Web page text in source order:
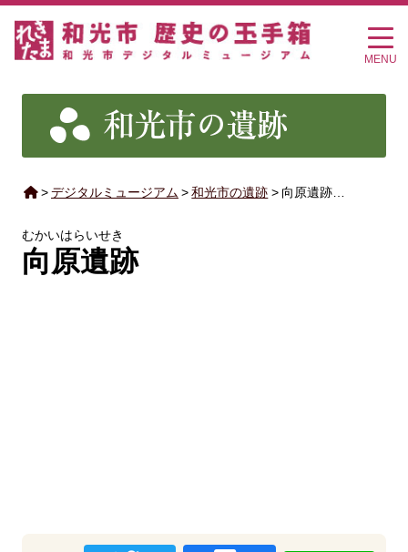
MENU
> デジタルミュージアム > 和光市の遺跡 > 向原遺跡…
むかいはらいせき
向原遺跡